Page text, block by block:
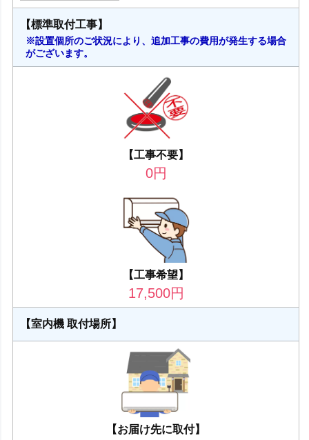
【標準取付工事】
※設置個所のご状況により、追加工事の費用が発生する場合
がございます。
【工事不要】
0円
【工事希望】
17,500円
【室内機 取付場所】
【お届け先に取付】